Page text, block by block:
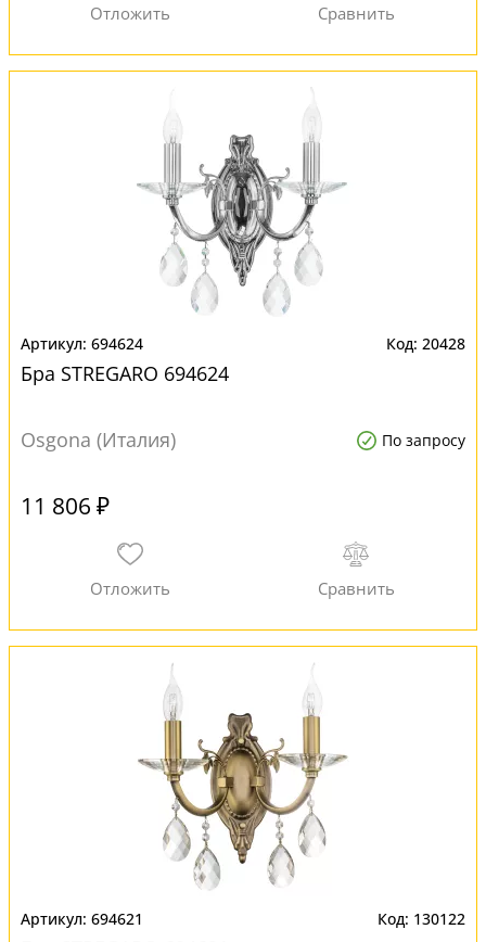
694624 20428
Бра STREGARO 694624
Osgona (Италия) По запросу
11 806 ₽
694621 130122